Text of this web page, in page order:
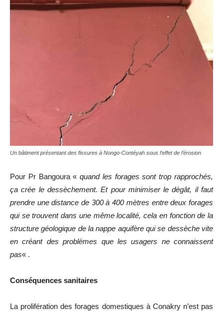
Un bâtiment présentant des fissures à Nongo-Contéyah sous l’effet de l’érosion
Pour Pr Bangoura «quand les forages sont trop rapprochés,
ça crée le dessèchement. Et pour minimiser le dégât, il faut
prendre une distance de 300 à 400 mètres entre deux forages
qui se trouvent dans une même localité, cela en fonction de la
structure géologique de la nappe aquifère qui se dessèche vite
en créant des problèmes que les usagers ne connaissent
pas« .
Conséquences sanitaires
La prolifération des forages domestiques à Conakry n’est pas